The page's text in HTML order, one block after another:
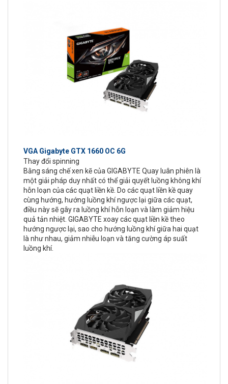
VGA Gigabyte GTX 1660 OC 6G
Thay đổi spinning
Bằng sáng chế xen kẽ của GIGABYTE Quay luân phiên là
một giải pháp duy nhất có thể giải quyết luồng không khí
hỗn loạn của các quạt liền kề. Do các quạt liền kề quay
cùng hướng, hướng luồng khí ngược lại giữa các quạt,
điều này sẽ gây ra luồng khí hỗn loạn và làm giảm hiệu
quả tản nhiệt. GIGABYTE xoay các quạt liền kề theo
hướng ngược lại, sao cho hướng luồng khí giữa hai quạt
là như nhau, giảm nhiễu loạn và tăng cường áp suất
luồng khí.